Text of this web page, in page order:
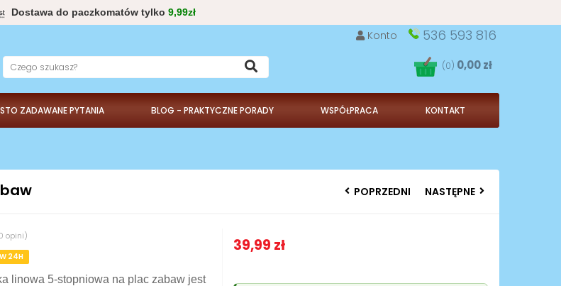
Dostawa do paczkomatów tylko 9,99zł
Konto 536 593 816
(0) 0,00 zł
ZADAWANE PYTANIA BLOG - PRAKTYCZNE PORADY WSPÓŁPRACA KONTAKT
POPRZEDNI NASTĘPNE
opini)
24H
linowa 5-stopniowa na plac zabaw jest
39,99 zł